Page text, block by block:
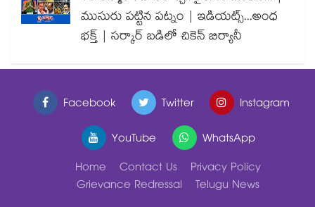
ముసురు పట్టిన పట్నం | ఇడియట్స్...అంధ
భక్త్ | సర్కార్ బడిలో చికెన్ బిర్యానీ
Facebook Twitter
Instagram
YouTube
WhatsApp
Home
Contact Us
Privacy Policy
Grievance Redressal
Telugu News